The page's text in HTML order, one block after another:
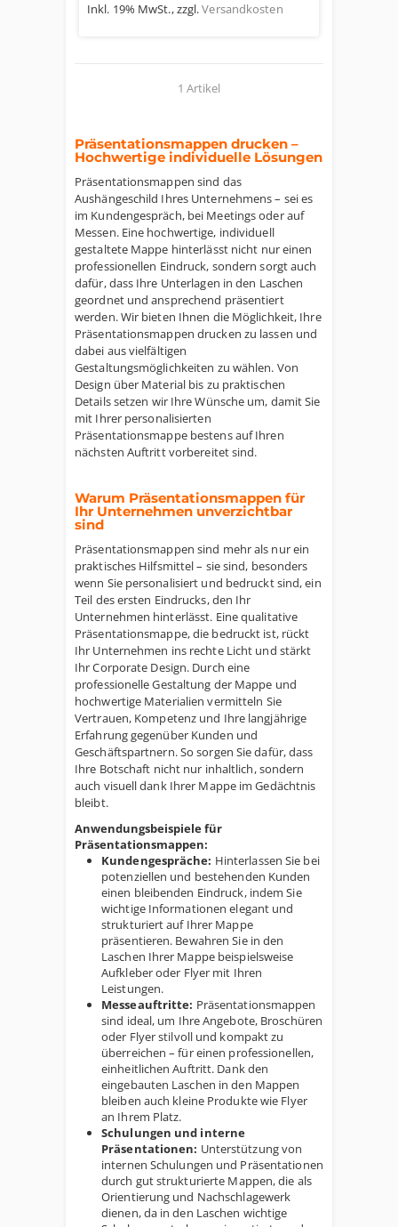
Inkl. 19% MwSt.,zzgl.Versandkosten
1 Artikel
Präsentationsmappen drucken –
Hochwertige individuelle Lösungen
Präsentationsmappen sind das
Aushängeschild Ihres Unternehmens – sei es
im Kundengespräch, bei Meetings oder auf
Messen. Eine hochwertige, individuell
gestaltete Mappe hinterlässt nicht nur einen
professionellen Eindruck, sondern sorgt auch
dafür, dass Ihre Unterlagen in den Laschen
geordnet und ansprechend präsentiert
werden. Wir bieten Ihnen die Möglichkeit, Ihre
Präsentationsmappen drucken zu lassen und
dabei aus vielfältigen
Gestaltungsmöglichkeiten zu wählen. Von
Design über Material bis zu praktischen
Details setzen wir Ihre Wünsche um, damit Sie
mit Ihrer personalisierten
Präsentationsmappe bestens auf Ihren
nächsten Auftritt vorbereitet sind.
Warum Präsentationsmappen für
Ihr Unternehmen unverzichtbar
sind
Präsentationsmappen sind mehr als nur ein
praktisches Hilfsmittel – sie sind, besonders
wenn Sie personalisiert und bedruckt sind, ein
Teil des ersten Eindrucks, den Ihr
Unternehmen hinterlässt. Eine qualitative
Präsentationsmappe, die bedruckt ist, rückt
Ihr Unternehmen ins rechte Licht und stärkt
Ihr Corporate Design. Durch eine
professionelle Gestaltung der Mappe und
hochwertige Materialien vermitteln Sie
Vertrauen, Kompetenz und Ihre langjährige
Erfahrung gegenüber Kunden und
Geschäftspartnern. So sorgen Sie dafür, dass
Ihre Botschaft nicht nur inhaltlich, sondern
auch visuell dank Ihrer Mappe im Gedächtnis
bleibt.
Anwendungsbeispiele für
Präsentationsmappen:
Kundengespräche: Hinterlassen Sie bei
potenziellen und bestehenden Kunden
einen bleibenden Eindruck, indem Sie
wichtige Informationen elegant und
strukturiert auf Ihrer Mappe
präsentieren. Bewahren Sie in den
Laschen Ihrer Mappe beispielsweise
Aufkleber oder Flyer mit Ihren
Leistungen.
Messeauftritte: Präsentationsmappen
sind ideal, um Ihre Angebote, Broschüren
oder Flyer stilvoll und kompakt zu
überreichen – für einen professionellen,
einheitlichen Auftritt. Dank den
eingebauten Laschen in den Mappen
bleiben auch kleine Produkte wie Flyer
an Ihrem Platz.
Schulungen und interne
Präsentationen: Unterstützung von
internen Schulungen und Präsentationen
durch gut strukturierte Mappen, die als
Orientierung und Nachschlagewerk
dienen, da in den Laschen wichtige